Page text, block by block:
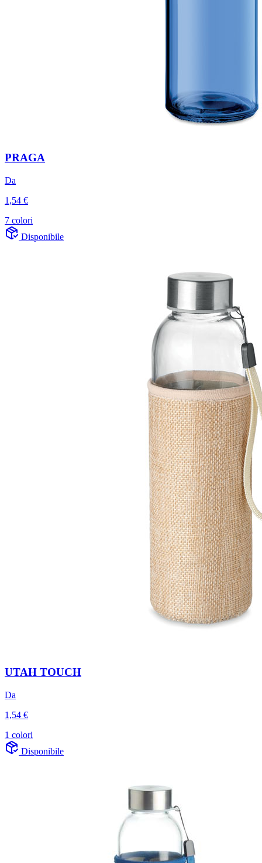
PRAGA
Da
1,54 €
7 colori
Disponibile
UTAH TOUCH
Da
1,54 €
1 colori
Disponibile